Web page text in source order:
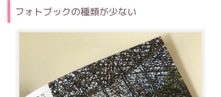
フォトブックの種類が少ない